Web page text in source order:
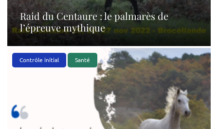
Raid du Centaure : le palmarès de
l’épreuve mythique
Contrôle initial Santé